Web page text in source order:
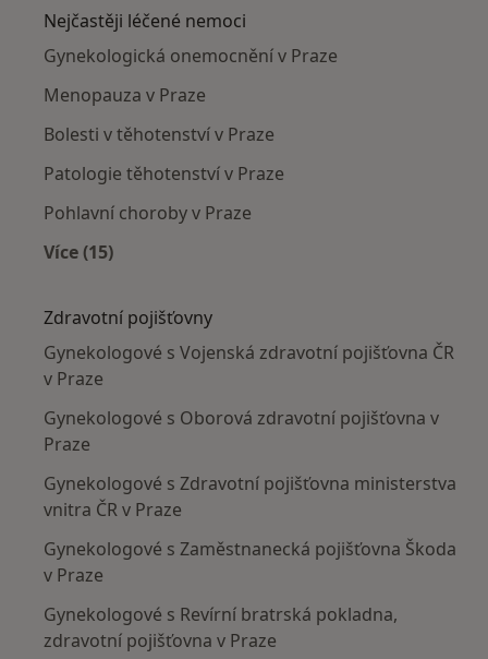
Nejčastěji léčené nemoci
Gynekologická onemocnění v Praze
Menopauza v Praze
Bolesti v těhotenství v Praze
Patologie těhotenství v Praze
Pohlavní choroby v Praze
Více (15)
Zdravotní pojišťovny
Gynekologové s Vojenská zdravotní pojišťovna ČR
v Praze
Gynekologové s Oborová zdravotní pojišťovna v
Praze
Gynekologové s Zdravotní pojišťovna ministerstva
vnitra ČR v Praze
Gynekologové s Zaměstnanecká pojišťovna Škoda
v Praze
Gynekologové s Revírní bratrská pokladna,
zdravotní pojišťovna v Praze